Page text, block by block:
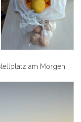
am Morgen